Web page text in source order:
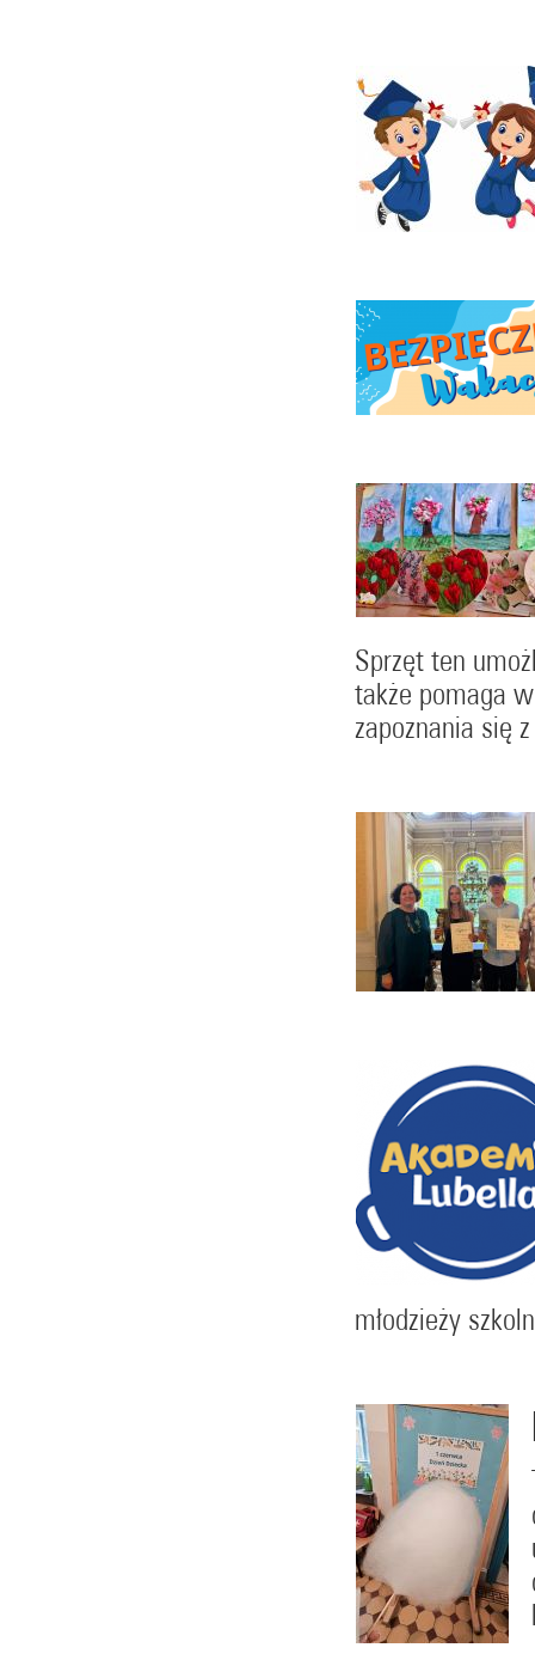
Sprzęt ten
także pomaga
zapoznania się
młodzieży